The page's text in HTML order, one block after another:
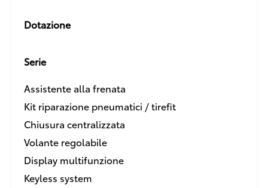
Dotazione
Serie
Assistente alla frenata
Kit riparazione pneumatici / tirefit
Chiusura centralizzata
Volante regolabile
Display multifunzione
Keyless system